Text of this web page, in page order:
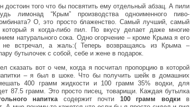
достоин того что бы посвятить ему отдельный абзац. А пили
лимонад “Крым” производства одноименного пиво-
О, это просто блаженство. Самый лучший, самый
я когда-либо пил. По вкусу делает даже многие
натурального сока. Одно огорчение – кроме Крыма я его
не встречал, а жаль:( Теперь возвращаясь из Крыма –
бутылочек с собой, себе и жене в подарок.
сказать вот о чем, когда я посчитал пропорцию в которой
– я был в шоке. Что бы получить шейк в домашних
400 грамм жидкости и 100 грамм 35% водки, для
87.5 грамм. Это просто писец, товарищи. Каждая бутылка
напиткасодержит почти 100 грамм водки в